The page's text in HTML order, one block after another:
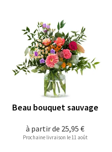
à partir de 25,95 €
Beau bouquet sauvage
Prochaine livraison le 11 août